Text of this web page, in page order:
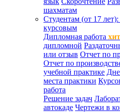
шахматам
Студентам (от 17
курсовым
Дипломная работа
дипломной
или отзыв Отчет по
Отчет по
учебной практике
места практики
работа
Решение задач
автокаде Чертежи в